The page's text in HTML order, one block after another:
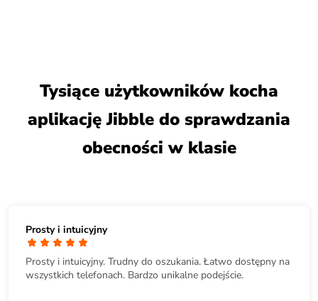
Tysiące użytkowników kocha
aplikację Jibble do sprawdzania
obecności w klasie
Prosty i intuicyjny
Prosty i intuicyjny. Trudny do oszukania. Łatwo dostępny na
wszystkich telefonach. Bardzo unikalne podejście.